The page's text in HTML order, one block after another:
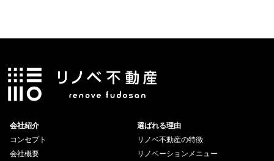
会社紹介
コンセプト
会社概要
選ばれる理由
リノベ不動産の特徴
リノベーションメニュー